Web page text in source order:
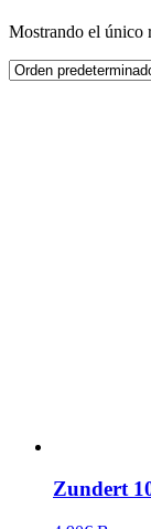
Mostrando el único
Zundert